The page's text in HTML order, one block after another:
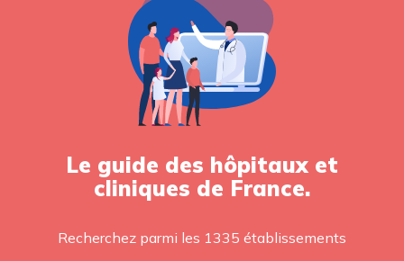
Le guide des hôpitaux et
cliniques de France.
Recherchez parmi les 1335 établissements